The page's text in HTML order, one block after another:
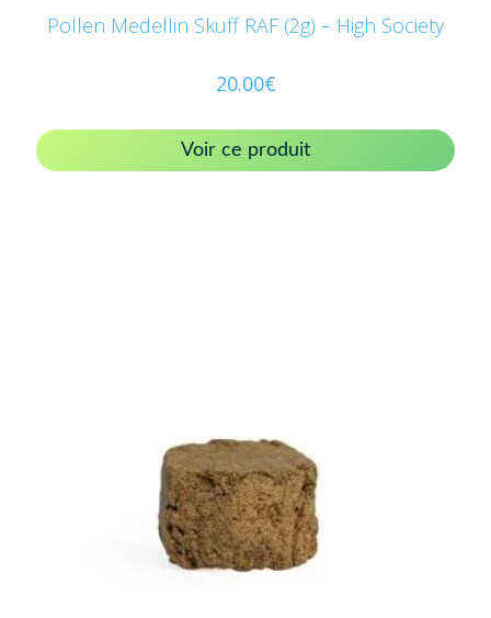
Pollen Medellin Skuff RAF (2g) – High Society
20.00€
Voir ce produit